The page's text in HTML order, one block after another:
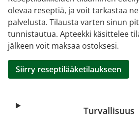
olevaa reseptiä, ja voit tarkastaa ne
palvelusta. Tilausta varten sinun
tunnistautua. Apteekki käsittelee
jälkeen voit maksaa ostoksesi.
Siirry reseptilääketilaukseen
Turvallisuus